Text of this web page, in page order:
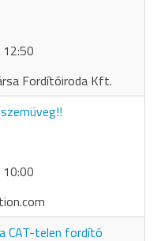
Fordítóiroda Kft.
CAT-telen fordító